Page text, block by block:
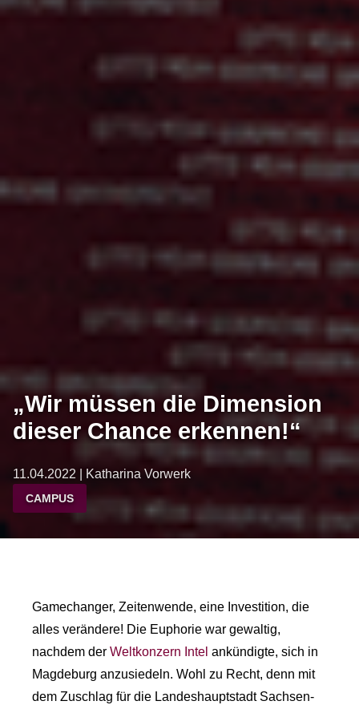
„Wir müssen die Dimension
dieser Chance erkennen!“
11.04.2022 | Katharina Vorwerk
CAMPUS
Gamechanger, Zeitenwende, eine Investition, die
alles verändere! Die Euphorie war gewaltig,
nachdem der Weltkonzern Intel ankündigte, sich in
Magdeburg anzusiedeln. Wohl zu Recht, denn mit
dem Zuschlag für die Landeshauptstadt Sachsen-